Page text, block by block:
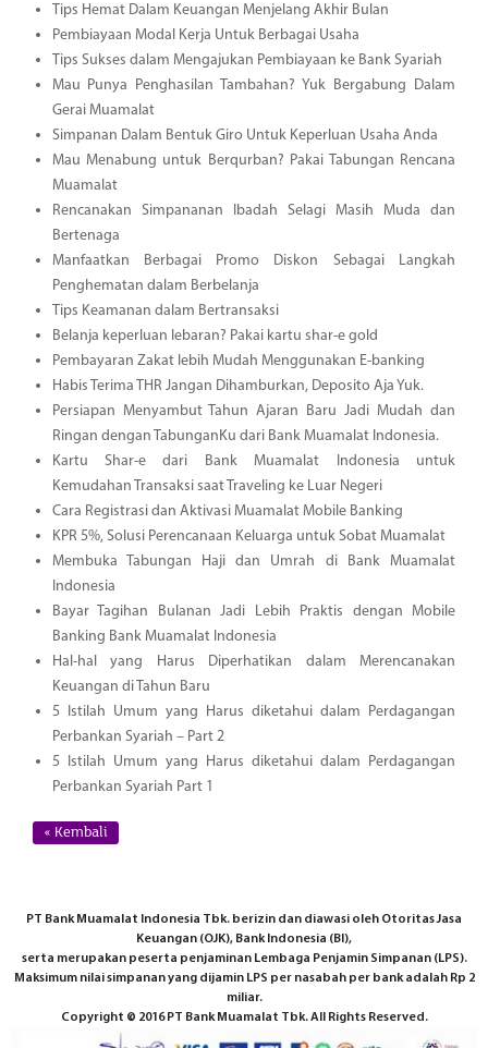
Tips Hemat Dalam Keuangan Menjelang Akhir Bulan
Pembiayaan Modal Kerja Untuk Berbagai Usaha
Tips Sukses dalam Mengajukan Pembiayaan ke Bank Syariah
Mau Punya Penghasilan Tambahan? Yuk Bergabung Dalam
Gerai Muamalat
Simpanan Dalam Bentuk Giro Untuk Keperluan Usaha Anda
Mau Menabung untuk Berqurban? Pakai Tabungan Rencana
Muamalat
Rencanakan Simpananan Ibadah Selagi Masih Muda dan
Bertenaga
Manfaatkan Berbagai Promo Diskon Sebagai Langkah
Penghematan dalam Berbelanja
Tips Keamanan dalam Bertransaksi
Belanja keperluan lebaran? Pakai kartu shar-e gold
Pembayaran Zakat lebih Mudah Menggunakan E-banking
Habis Terima THR Jangan Dihamburkan, Deposito Aja Yuk.
Persiapan Menyambut Tahun Ajaran Baru Jadi Mudah dan
Ringan dengan TabunganKu dari Bank Muamalat Indonesia.
Kartu Shar-e dari Bank Muamalat Indonesia untuk
Kemudahan Transaksi saat Traveling ke Luar Negeri
Cara Registrasi dan Aktivasi Muamalat Mobile Banking
KPR 5%, Solusi Perencanaan Keluarga untuk Sobat Muamalat
Membuka Tabungan Haji dan Umrah di Bank Muamalat
Indonesia
Bayar Tagihan Bulanan Jadi Lebih Praktis dengan Mobile
Banking Bank Muamalat Indonesia
Hal-hal yang Harus Diperhatikan dalam Merencanakan
Keuangan di Tahun Baru
5 Istilah Umum yang Harus diketahui dalam Perdagangan
Perbankan Syariah – Part 2
5 Istilah Umum yang Harus diketahui dalam Perdagangan
Perbankan Syariah Part 1
« Kembali
PT Bank Muamalat Indonesia Tbk. berizin dan diawasi oleh Otoritas Jasa
Keuangan (OJK), Bank Indonesia (BI),
serta merupakan peserta penjaminan Lembaga Penjamin Simpanan (LPS).
Maksimum nilai simpanan yang dijamin LPS per nasabah per bank adalah Rp 2
miliar.
Copyright © 2016 PT Bank Muamalat Tbk. All Rights Reserved.